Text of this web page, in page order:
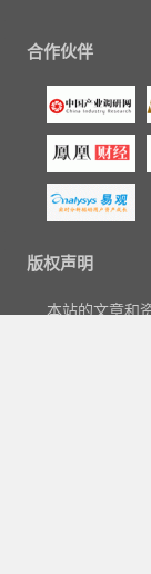
合作伙伴
版权声明
本站的文章和